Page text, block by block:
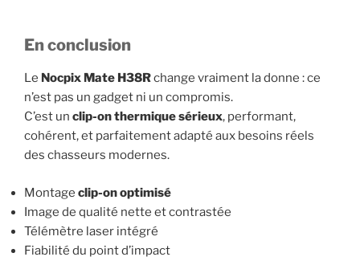
En conclusion
Le Nocpix Mate H38Rchange vraiment la donne : ce
n’est pas un gadget ni un compromis.
C’est un clip-on thermique sérieux, performant,
cohérent, et parfaitement adapté aux besoins réels
des chasseurs modernes.
Montage clip-on optimisé
Image de qualité nette et contrastée
Télémètre laser intégré
Fiabilité du point d’impact